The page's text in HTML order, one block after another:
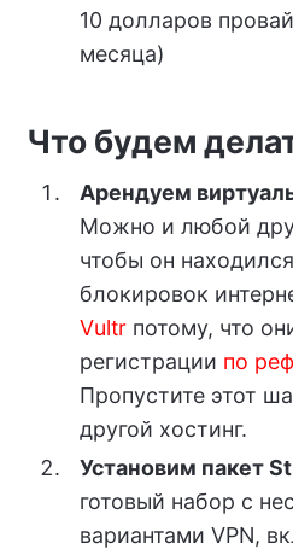
10 долларов
месяца)
Что будем
Арендуем
Можно и любой
чтобы он
блокировок
Vultrпотому, что
регистрации по
Пропустите этот
другой хостинг.
Установим пакет
готовый набор с
вариантами VPN,